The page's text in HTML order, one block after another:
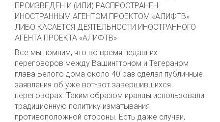
ПРОИЗВЕДЕН И (ИЛИ) РАСПРОСТРАНЕН
ИНОСТРАННЫМ АГЕНТОМ ПРОЕКТОМ «АЛИФТВ»
ЛИБО КАСАЕТСЯ ДЕЯТЕЛЬНОСТИ ИНОСТРАННОГО
АГЕНТА ПРОЕКТА «АЛИФТВ»
Все мы помним, что во время недавних
переговоров между Вашингтоном и Тегераном
глава Белого дома около 40 раз сделал публичные
заявления об уже вот-вот завершившихся
переговорах. Таким образом иранцы использовали
традиционную политику изматывания
противоположной стороны. Есть даже случаи,